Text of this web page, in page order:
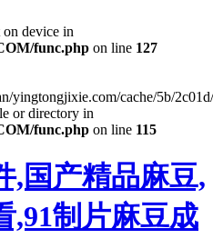
device in
func.php on line 127
yingtongjixie.com/cache/5b/
or directory in
func.php on line 115
,国产精品麻豆,
,91制片麻豆成